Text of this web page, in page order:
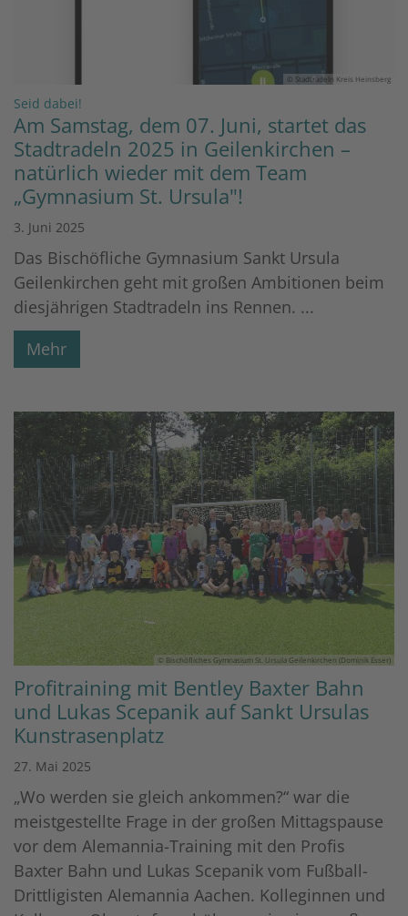
© Stadtradeln Kreis Heinsberg
Seid dabei!
Am Samstag, dem 07. Juni, startet das
Stadtradeln 2025 in Geilenkirchen –
natürlich wieder mit dem Team
„Gymnasium St. Ursula"!
3. Juni 2025
Das Bischöfliche Gymnasium Sankt Ursula
Geilenkirchen geht mit großen Ambitionen beim
diesjährigen Stadtradeln ins Rennen. ...
Mehr
© Bischöfliches Gymnasium St. Ursula Geilenkirchen (Dominik Esser)
Profitraining mit Bentley Baxter Bahn
und Lukas Scepanik auf Sankt Ursulas
Kunstrasenplatz
27. Mai 2025
„Wo werden sie gleich ankommen?“ war die
meistgestellte Frage in der großen Mittagspause
vor dem Alemannia-Training mit den Profis
Baxter Bahn und Lukas Scepanik vom Fußball-
Drittligisten Alemannia Aachen. Kolleginnen und